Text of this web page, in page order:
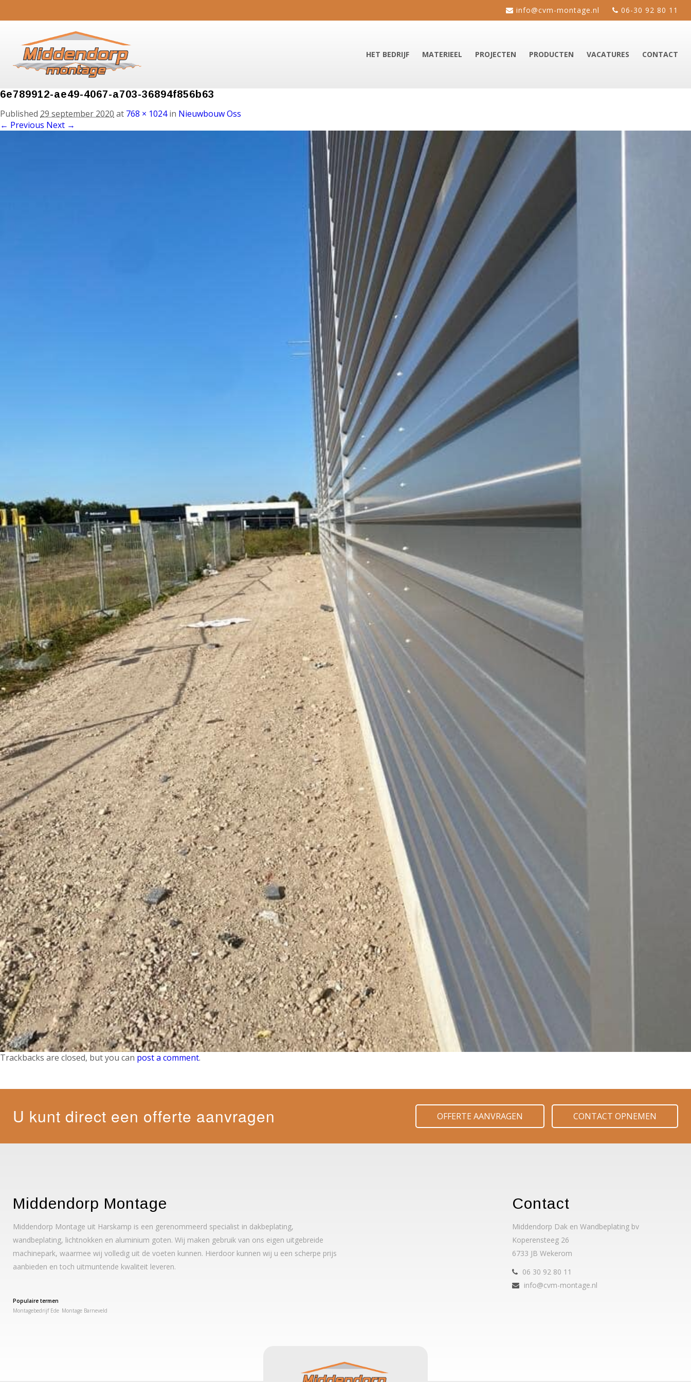
info@cvm-montage.nl 06-30 92 80 11
HET BEDRIJF MATERIEEL PROJECTEN PRODUCTEN VACATURES CONTACT
6e789912-ae49-4067-a703-36894f856b63
Published 29 september 2020 at 768 × 1024in Nieuwbouw Oss
← Previous Next →
Trackbacks are closed, but you can post a comment.
U kunt direct een offerte aanvragen OFFERTE AANVRAGEN CONTACT OPNEMEN
Middendorp Montage
Middendorp Montage uit Harskamp is een gerenommeerd specialist in dakbeplating,
wandbeplating, lichtnokken en aluminium goten. Wij maken gebruik van ons eigen uitgebreide
machinepark, waarmee wij volledig uit de voeten kunnen. Hierdoor kunnen wij u een scherpe prijs
aanbieden en toch uitmuntende kwaliteit leveren.
Contact
Middendorp Dak en Wandbeplating bv
Koperensteeg 26
6733 JB Wekerom
06 30 92 80 11
info@cvm-montage.nl
Populaire termen
Montagebedrijf Ede Montage Barneveld